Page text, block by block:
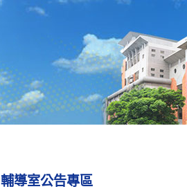
輔導室公告專區